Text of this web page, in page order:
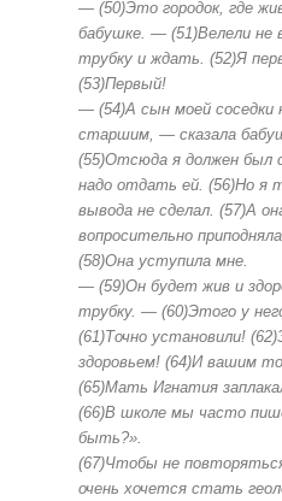
— (50)Это городок, где
бабушке. — (51)Велели не
трубку и ждать. (52)Я
(53)Первый!
— (54)А сын моей соседки
старшим, — сказала
(55)Отсюда я должен был
надо отдать ей. (56)Но я
вывода не сделал. (57)А
вопросительно приподняла
(58)Она уступила мне.
— (59)Он будет жив и
трубку. — (60)Этого у
(61)Точно установили! (62
здоровьем! (64)И вашим
(65)Мать Игнатия за
(66)В школе мы часто
быть?».
(67)Чтобы не
очень хочется стать